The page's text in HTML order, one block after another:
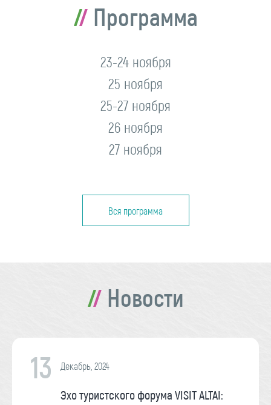
Программа
23-24 ноября
25 ноября
25-27 ноября
26 ноября
27 ноября
Вся программа
Новости
13 Декабрь, 2024
Эхо туристского форума VISIT ALTAI: